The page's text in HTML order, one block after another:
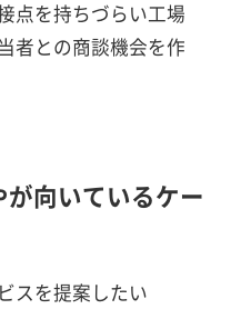
点を持ちづらい工場
者との商談機会を作
向いているケー
スを提案したい